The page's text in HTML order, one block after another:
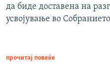
да биде доставена на
усвојување во
прочитај повеќе